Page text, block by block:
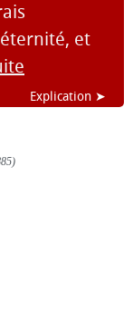
et
Explication ➤